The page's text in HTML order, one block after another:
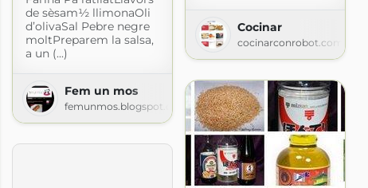
Cocinar
cocinarconrobot.com
de sèsam½ llimonaOli
d’olivaSal Pebre negre
moltPreparem la salsa,
a un (...)
Fem un mos
femunmos.blogspot.com